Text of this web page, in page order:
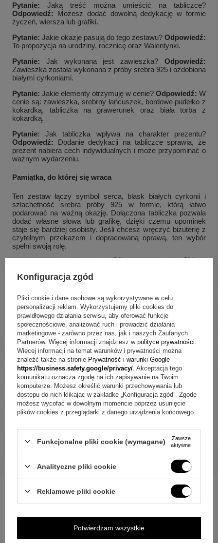
+4
Zobacz więcej
Pytanie: Jaką treść można umieścić na tabliczce?
Odpowiedź: Możesz dodać dowolną dedykację w formie
życzeń, wiersza lub grafiki.
Pytanie: Jakie okazje pasują do tego zestawu? Odpowiedź:
To propozycja na urodziny, rocznicę oraz Walentynki.
Pytanie: Jak wykonana jest zawieszka? Odpowiedź:
Zawieszka została wykonana z próby srebra 925 i ozdobiona
białymi cyrkoniami.
Pytanie: Jakie elementy otrzymuję w cenie? Odpowiedź: W
cenie są: zawieszka, srebrny łańcuszek, bordowe pudełko z
kokardką, tabliczka na grawerunek oraz biała torba z
kokardką.
Pytanie: Jak tabliczka wpływa na charakter prezentu?
Odpowiedź: Dodanie dedykacji na tabliczce sprawia, że
prezent nabiera cech indywidualnych i może przypominać o
ważnym wydarzeniu.
Pamiątka, do której się wraca
Ten zestaw łączy symbol serca, blask białych cyrkonii i
szlachetność srebra próby 925 w formie, którą łatwo
podarować na ważną okazję. Dołączona tabliczka pozwala
dodać własne słowa lub grafikę, dzięki czemu upominek
staje się bardziej osobisty. Jeśli chcesz wręczyć biżuterię z
czytelnym przekazem i dopracowaną oprawą, ten wybór
spełni swoją rolę.
ZOBACZ CO KLIENCI ZAKUPILI
Z TYM TOWAREM
Konfiguracja zgód
Pliki cookie i dane osobowe są wykorzystywane w celu
personalizacji reklam. Wykorzystujemy pliki cookies do
prawidłowego działania serwisu, aby oferować funkcje
społecznościowe, analizować ruch i prowadzić działania
marketingowe - zarówno przez nas, jak i naszych Zaufanych
Partnerów. Więcej informacji znajdziesz w polityce prywatności
Więcej informacji na temat warunków i prywatności można
znaleźć także na stronie Prywatność i warunki Google -
https://business.safety.google/privacy/ . Akceptacja tego
komunikatu oznacza zgodę na ich zapisywanie na Twoim
komputerze. Możesz określić warunki przechowywania lub
dostępu do nich klikając w zakładkę „Konfiguracja zgód”. Zgodę
możesz wycofać w dowolnym momencie poprzez usunięcie
plików cookies z przeglądarki z danego urządzenia końcowego.
Funkcjonalne pliki cookie (wymagane)
Zawsze
aktywne
Analityczne pliki cookie
Reklamowe pliki cookie
Potwierdzam wszystkie